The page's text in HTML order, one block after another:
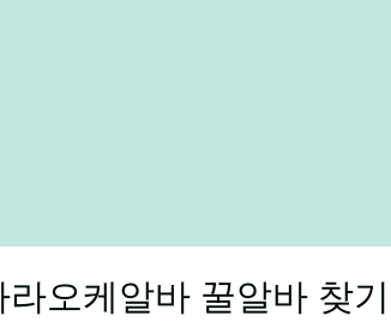
오케알바 꿀알바 찾기